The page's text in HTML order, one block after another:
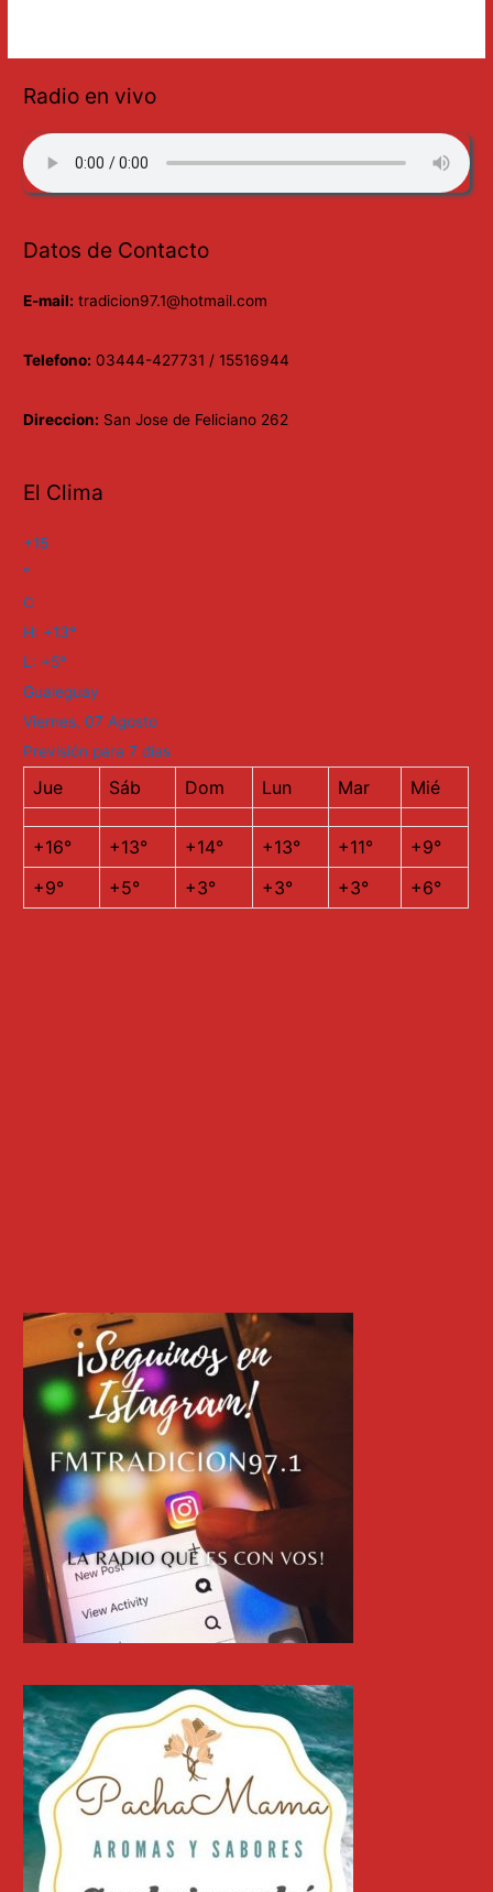
Radio en vivo
Datos de Contacto
E-mail: tradicion97.1@hotmail.com
Telefono: 03444-427731 / 15516944
Direccion: San Jose de Feliciano 262
El Clima
+15
°
C
H: +13°
L: +5°
Gualeguay
Viernes, 07 Agosto
Previsión para 7 días
Jue Sáb Dom Lun Mar Mié
+16° +13° +14° +13° +11° +9°
+9° +5° +3° +3° +3° +6°